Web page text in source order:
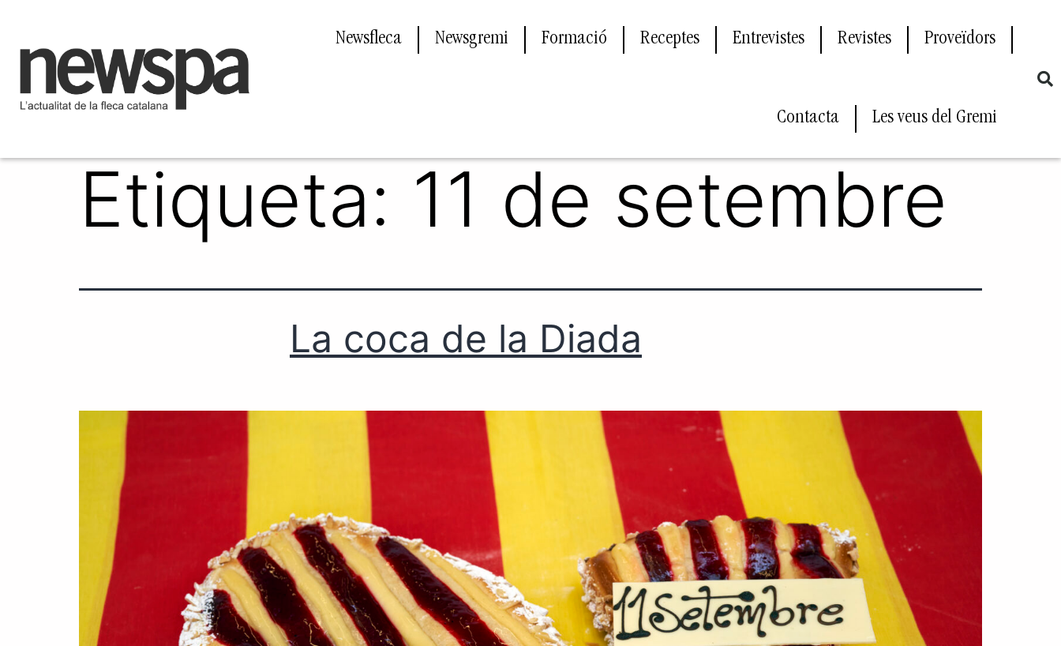
Newsfleca Newsgremi Formació Receptes Entrevistes Revistes Proveïdors
Contacta Les veus del Gremi
Etiqueta: 11 de setembre
La coca de la Diada